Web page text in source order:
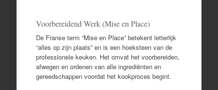
Voorbereidend Werk (Mise en Place)
De Franse term “Mise en Place” betekent letterlijk
“alles op zijn plaats” en is een hoeksteen van de
professionele keuken. Het omvat het voorbereiden,
afwegen en ordenen van alle ingrediënten en
gereedschappen voordat het kookproces begint.